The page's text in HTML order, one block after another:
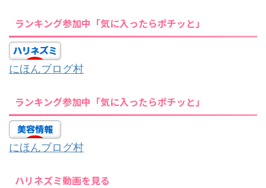
ランキング参加中「気に入ったらポチッと」
にほんブログ村
ランキング参加中「気に入ったらポチッと」
にほんブログ村
ハリネズミ動画を見る